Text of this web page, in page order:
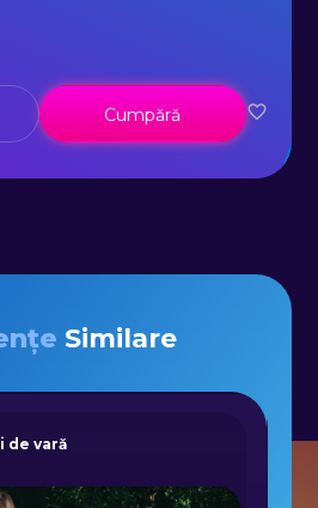
Cumpără
Similare
de vară